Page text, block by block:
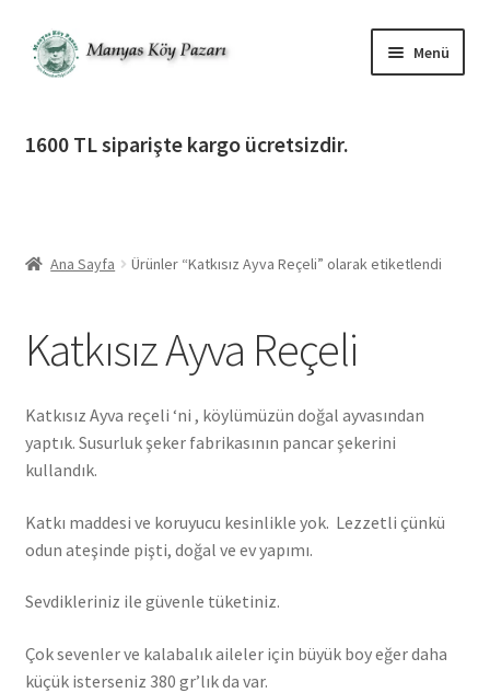
Dolaşıma
geç
İçeriğe
geç
Menü
genişlet
İletişim
1600 TL siparişte kargo ücretsizdir.
Ana Sayfa Ürünler “Katkısız Ayva Reçeli” olarak etiketlendi
Katkısız Ayva Reçeli
Katkısız Ayva reçeli ‘ni , köylümüzün doğal ayvasından
yaptık. Susurluk şeker fabrikasının pancar şekerini
kullandık.
Katkı maddesi ve koruyucu kesinlikle yok. Lezzetli çünkü
odun ateşinde pişti, doğal ve ev yapımı.
Sevdikleriniz ile güvenle tüketiniz.
Çok sevenler ve kalabalık aileler için büyük boy eğer daha
küçük isterseniz 380 gr’lık da var.